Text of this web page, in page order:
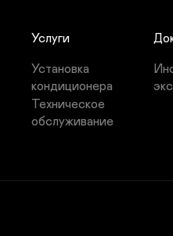
Услуги
Установка
кондиционера
Техническое
обслуживание